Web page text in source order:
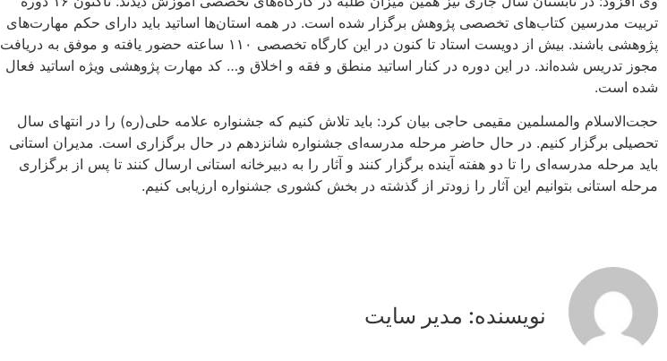
تربیت مدرسین کتاب‌های تخصصی پژوهش برگزار شده است. در همه استان‌ها اساتید باید دارای حکم مهارت‌های
پژوهشی باشند. بیش از دویست استاد تا کنون در این کارگاه تخصصی ۱۱۰ ساعته حضور یافته و موفق به دریافت
مجوز تدریس شده‌اند. در این دوره در کنار اساتید منطق و فقه و اخلاق و… کد مهارت پژوهشی ویژه اساتید فعال
شده است.
حجت‌الاسلام والمسلمین مقیمی حاجی بیان کرد: باید تلاش کنیم که جشنواره علامه حلی(ره) را در انتهای سال
تحصیلی برگزار کنیم. در حال حاضر مرحله مدرسه‌ای جشنواره شانزدهم در حال برگزاری است. مدیران استانی
باید مرحله مدرسه‌ای را تا دو هفته آینده برگزار کنند و آثار را به دبیرخانه استانی ارسال کنند تا پس از برگزاری
مرحله استانی بتوانیم این آثار را زودتر از گذشته در بخش کشوری جشنواره ارزیابی کنیم.
نویسنده: مدیر سایت